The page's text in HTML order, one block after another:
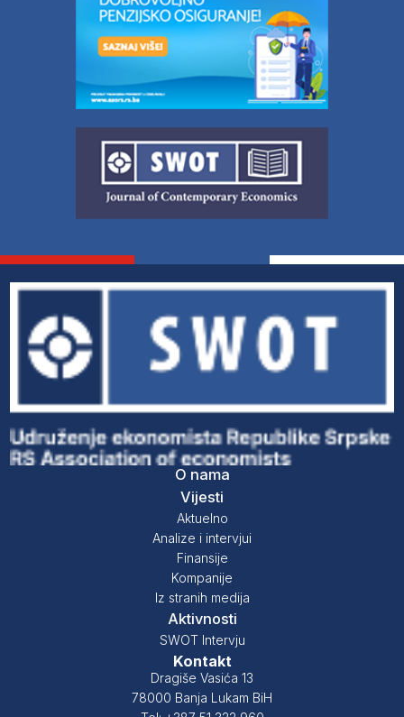
O nama
Vijesti
Aktuelno
Analize i intervjui
Finansije
Kompanije
Iz stranih medija
Aktivnosti
SWOT Intervju
Kontakt
Dragiše Vasića 13
78000 Banja Lukam BiH